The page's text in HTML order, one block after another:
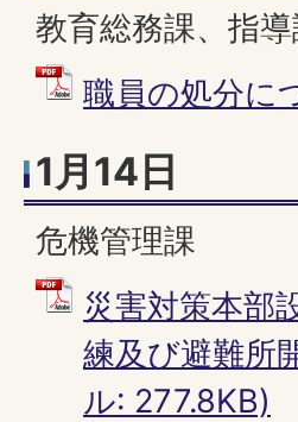
教育総務課、指
職員の処分に
1月14日
危機管理課
災害対策本部
練及び避難所
ル: 277.8KB)